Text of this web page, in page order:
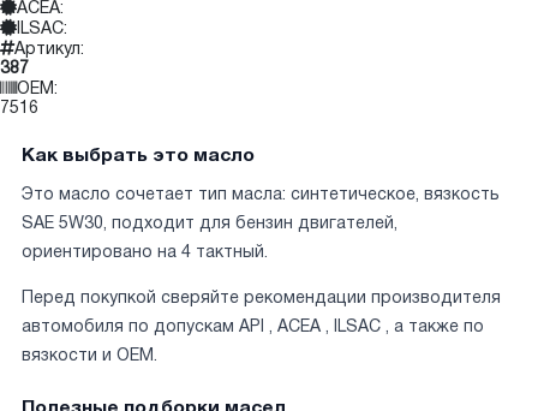
ACEA:
ILSAC:
Артикул:
387
OEM:
7516
Как выбрать это масло
Это масло сочетает тип масла: синтетическое, вязкость
SAE 5W30, подходит для бензин двигателей,
ориентировано на 4 тактный.
Перед покупкой сверяйте рекомендации производителя
автомобиля по допускам API , ACEA , ILSAC , а также по
вязкости и OEM.